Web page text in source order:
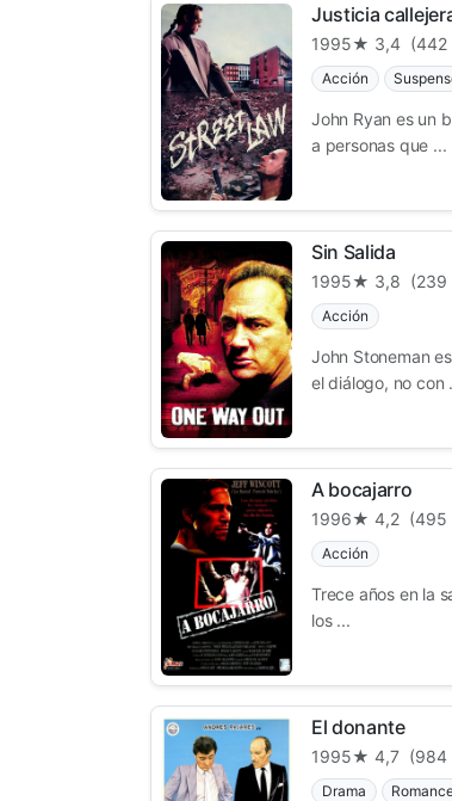
Justicia
1995★ 3,4 (442
Acción
John Ryan es un
a personas que ...
Sin Salida
1995★ 3,8 (239
Acción
John Stoneman
el diálogo, no con
A bocajarro
1996★ 4,2 (495
Acción
Trece años en la
los ...
El donante
1995★ 4,7 (984
Drama